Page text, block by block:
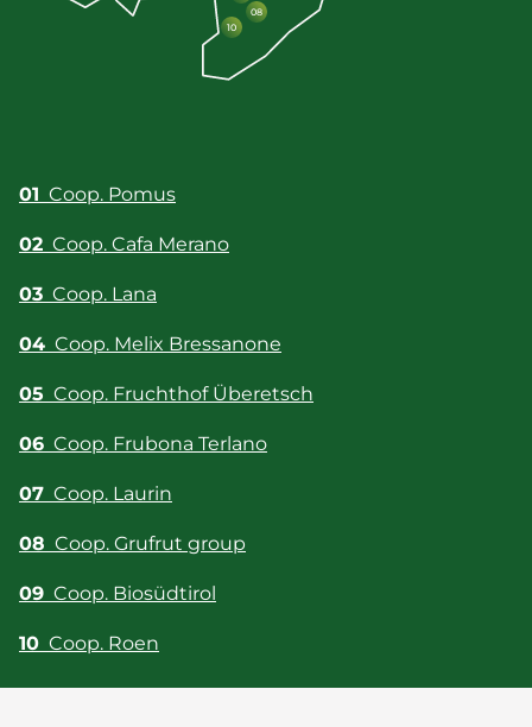
08
10
01 Coop. Pomus
02 Coop. Cafa Merano
03 Coop. Lana
04 Coop. Melix Bressanone
05 Coop. Fruchthof Überetsch
06 Coop. Frubona Terlano
07 Coop. Laurin
08 Coop. Grufrut group
09 Coop. Biosüdtirol
10 Coop. Roen